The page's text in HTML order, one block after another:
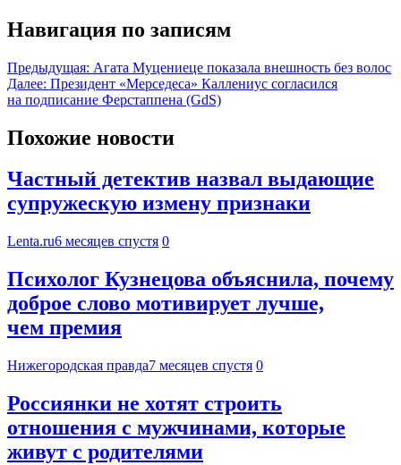
Навигация по записям
Предыдущая: Агата Муцениеце показала внешность без волос
Далее: Президент «Мерседеса» Каллениус согласился
на подписание Ферстаппена (GdS)
Похожие новости
Частный детектив назвал выдающие
супружескую измену признаки
Lenta.ru6 месяцев спустя 0
Психолог Кузнецова объяснила, почему
доброе слово мотивирует лучше,
чем премия
Нижегородская правда7 месяцев спустя 0
Россиянки не хотят строить
отношения с мужчинами, которые
живут с родителями